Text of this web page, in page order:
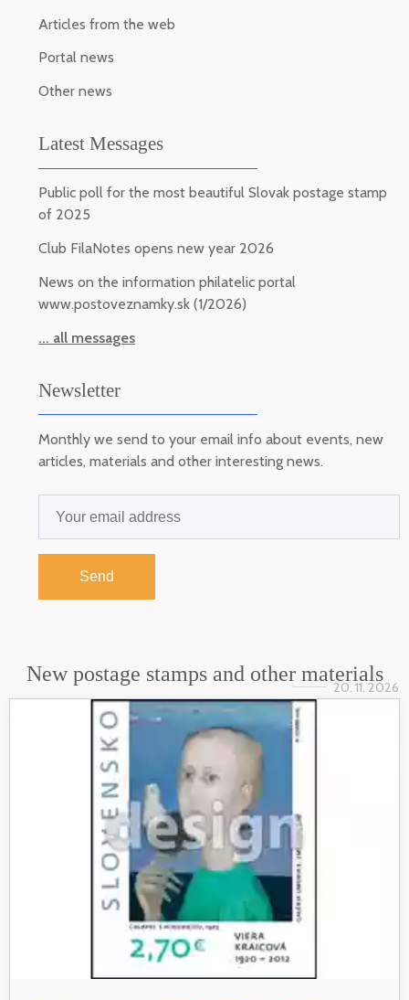
Articles from the web
Portal news
Other news
Latest Messages
Public poll for the most beautiful Slovak postage stamp
of 2025
Club FilaNotes opens new year 2026
News on the information philatelic portal
www.postoveznamky.sk (1/2026)
... all messages
Newsletter
Monthly we send to your email info about events, new
articles, materials and other interesting news.
Send
New postage stamps and other materials
20. 11. 2026